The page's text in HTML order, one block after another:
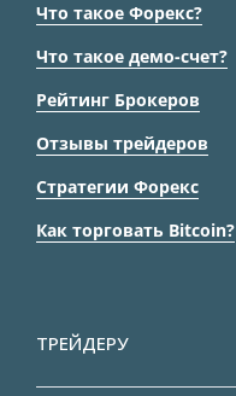
Что такое Форекс?
Что такое демо-счет?
Рейтинг Брокеров
Отзывы трейдеров
Стратегии Форекс
Как торговать Bitcoin?
ТРЕЙДЕРУ